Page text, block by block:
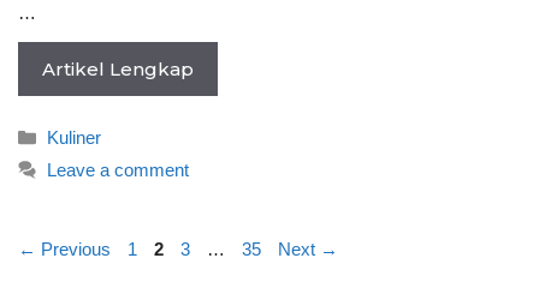
…
Artikel Lengkap
Categories
Kuliner
Leave a comment
← Previous Page
1 Page
2 Page
3 … Page
35 Next →